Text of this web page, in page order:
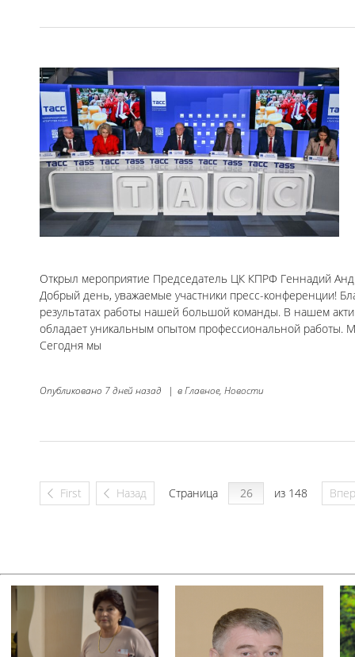
Открыл мероприятие Председатель ЦК КПРФ Геннадий
Добрый день, уважаемые участники пресс-конференции!
результатах работы нашей большой команды. В нашем
обладает уникальным опытом профессиональной работы.
Сегодня мы
Опубликовано 7 дней назад | вГлавное, Новости
First Назад Страница из 148